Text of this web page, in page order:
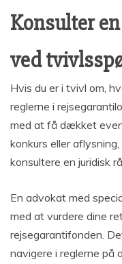
Konsulter
ved
Hvis du er i tvivl om,
reglerne i
med at få dækket
konkurs eller
konsultere en juridisk
En advokat med
med at vurdere dine
rejsegarantifonden.
navigere i reglerne på